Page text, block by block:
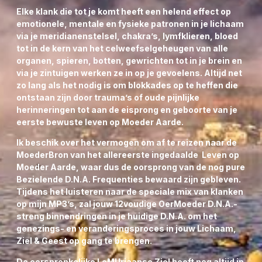
MAAG beter te beschermen.
Helende Solfeggio Piramide Klanken uit de Vader &
MoederBron des Levens te genereren in afstemming
op alle Goddelijke LeMUria
Elfjes-Natuurwezen- &
Sterren Zielendelen.
De maag kneedt het voedsel fijn en maakt dat het in
kleine stukjes naar de darmen door kan stromen. Zij
mengt het voedsel met sappen die zorgen voor een
goede verbranding en een goede vertering door het
onschadelijk maken van ongunstige bacteriën.
Elke klank die tot je komt heeft een helend effect op
emotionele, mentale en fysieke patronen in je lichaam
via je meridianenstelsel, chakra’s, lymfklieren, bloed
tot in de kern van het celweefselgeheugen van alle
organen, spieren, botten, gewrichten tot in je brein en
via je zintuigen werken ze in op je gevoelens. Altijd net
zo lang als het nodig is om blokkades op te heffen die
ontstaan zijn door trauma’s of oude pijnlijke
herinneringen tot aan de eisprong en geboorte van je
eerste bewuste leven op Moeder Aarde.
Ik beschik over het vermogen om af te reizen naar de
MoederBron van het allereerste ingedaalde Leven op
Moeder Aarde, waar dus de oorsprong van de nog pure
Bezielende D.N.A. Frequenties bewaard zijn gebleven.
Tijdens het luisteren naar de speciale mix van klanken
op mijn MP3’s, zal jouw 12voudige OerMoeder D.N.A.-
streng binnendringen in je huidige D.N.A. om het
genezings- en veranderingsproces in jouw Lichaam,
Ziel & Geest op gang te brengen.